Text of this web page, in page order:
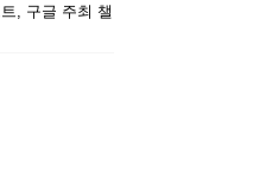
, 구글 주최 챌